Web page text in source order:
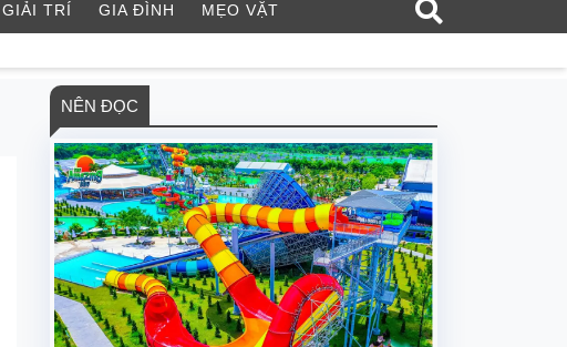
GIẢI TRÍ GIA ĐÌNH MẸO VẶT
NÊN ĐỌC